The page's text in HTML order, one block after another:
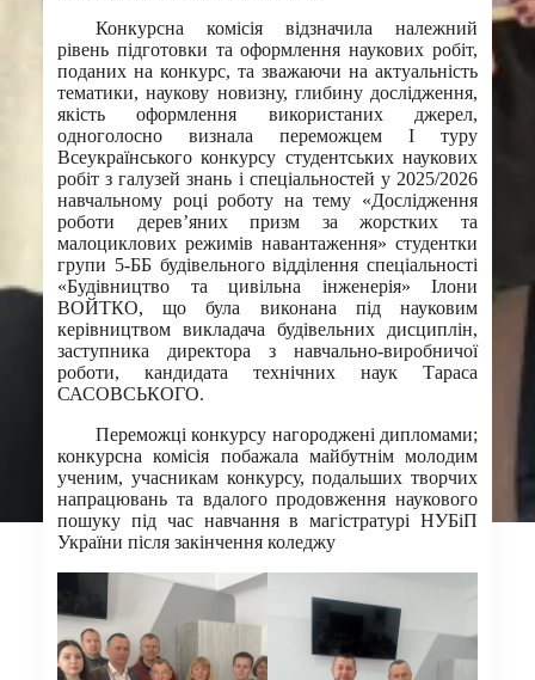
Конкурсна комісія відзначила належний
рівень підготовки та оформлення наукових робіт,
поданих на конкурс, та зважаючи на актуальність
тематики, наукову новизну, глибину дослідження,
якість оформлення використаних джерел,
одноголосно визнала переможцем І туру
Всеукраїнського конкурсу студентських наукових
робіт з галузей знань і спеціальностей у 2025/2026
навчальному році роботу на тему «Дослідження
роботи дерев’яних призм за жорстких та
малоциклових режимів навантаження» студентки
групи 5-ББ будівельного відділення спеціальності
«Будівництво та цивільна інженерія» Ілони
ВОЙТКО, що була виконана під науковим
керівництвом викладача будівельних дисциплін,
заступника директора з навчально-виробничої
роботи, кандидата технічних наук Тараса
САСОВСЬКОГО.
Переможці конкурсу нагороджені дипломами;
конкурсна комісія побажала майбутнім молодим
ученим, учасникам конкурсу, подальших творчих
напрацювань та вдалого продовження наукового
пошуку під час навчання в магістратурі НУБіП
України після закінчення коледжу